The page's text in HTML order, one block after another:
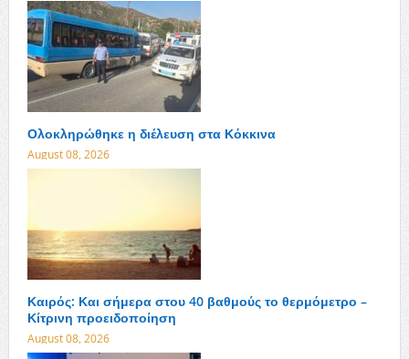
Ολοκληρώθηκε η διέλευση στα Κόκκινα
August 08, 2026
Καιρός: Και σήμερα στου 40 βαθμούς το θερμόμετρο –
Κίτρινη προειδοποίηση
August 08, 2026